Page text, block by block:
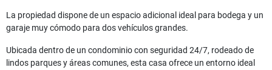
La propiedad dispone de un espacio adicional ideal para bodega y un
garaje muy cómodo para dos vehículos grandes.
Ubicada dentro de un condominio con seguridad 24/7, rodeado de
lindos parques y áreas comunes, esta casa ofrece un entorno ideal